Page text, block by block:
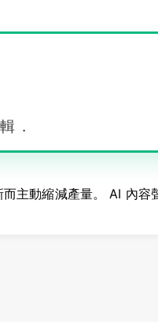
.
主動縮減產量。 AI 內容